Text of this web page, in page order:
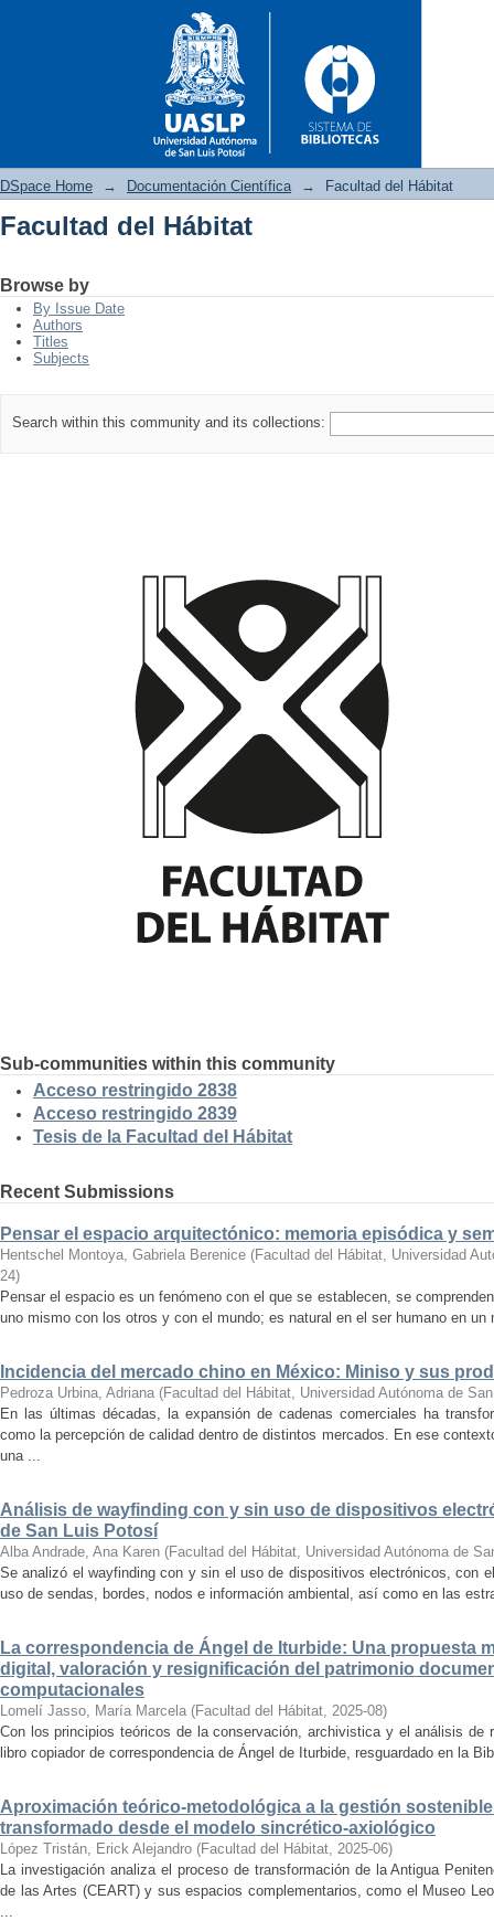
DSpace Home → Documentación Científica → Facultad del Hábitat
Facultad del Hábitat
Browse by
By Issue Date
Authors
Titles
Subjects
Search within this community and its collections:
Sub-communities within this community
Acceso restringido 2838
Acceso restringido 2839
Tesis de la Facultad del Hábitat
Recent Submissions
Pensar el espacio arquitectónico: memoria episódica y
Hentschel Montoya, Gabriela Berenice (Facultad del Hábitat, Universidad
24)
Pensar el espacio es un fenómeno con el que se establecen, se
uno mismo con los otros y con el mundo; es natural en el ser humano en
Incidencia del mercado chino en México: Miniso y sus
Pedroza Urbina, Adriana (Facultad del Hábitat, Universidad Autónoma de
En las últimas décadas, la expansión de cadenas comerciales ha
como la percepción de calidad dentro de distintos mercados. En ese
una ...
Análisis de wayfinding con y sin uso de dispositivos
de San Luis Potosí
Alba Andrade, Ana Karen (Facultad del Hábitat, Universidad Autónoma de
Se analizó el wayfinding con y sin el uso de dispositivos electrónicos, con
uso de sendas, bordes, nodos e información ambiental, así como en las
La correspondencia de Ángel de Iturbide: Una propuesta
digital, valoración y resignificación del patrimonio
computacionales
Lomelí Jasso, María Marcela (Facultad del Hábitat, 2025-08)
Con los principios teóricos de la conservación, archivistica y el análisis de
libro copiador de correspondencia de Ángel de Iturbide, resguardado en la
Aproximación teórico-metodológica a la gestión
transformado desde el modelo sincrético-axiológico
López Tristán, Erick Alejandro (Facultad del Hábitat, 2025-06)
La investigación analiza el proceso de transformación de la Antigua
de las Artes (CEART) y sus espacios complementarios, como el Museo
...